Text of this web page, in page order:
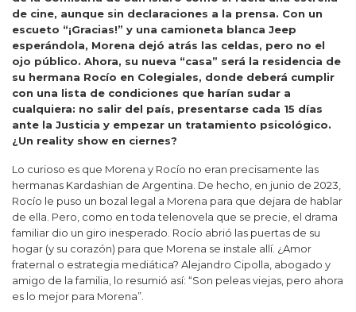
de cine, aunque sin declaraciones a la prensa. Con un
escueto “¡Gracias!” y una camioneta blanca Jeep
esperándola, Morena dejó atrás las celdas, pero no el
ojo público. Ahora, su nueva “casa” será la residencia de
su hermana Rocío en Colegiales, donde deberá cumplir
con una lista de condiciones que harían sudar a
cualquiera: no salir del país, presentarse cada 15 días
ante la Justicia y empezar un tratamiento psicológico.
¿Un reality show en ciernes?
Lo curioso es que Morena y Rocío no eran precisamente las
hermanas Kardashian de Argentina. De hecho, en junio de 2023,
Rocío le puso un bozal legal a Morena para que dejara de hablar
de ella. Pero, como en toda telenovela que se precie, el drama
familiar dio un giro inesperado. Rocío abrió las puertas de su
hogar (y su corazón) para que Morena se instale allí. ¿Amor
fraternal o estrategia mediática? Alejandro Cipolla, abogado y
amigo de la familia, lo resumió así: “Son peleas viejas, pero ahora
es lo mejor para Morena”.